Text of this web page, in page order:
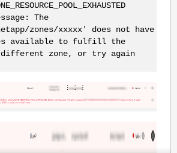
The
zones/xxxxx' does not have
available to fulfill the
zone, or try again